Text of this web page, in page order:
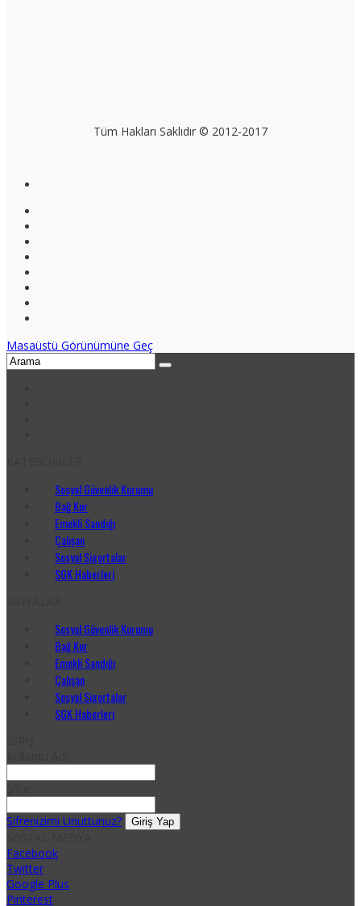
Tüm Hakları Saklıdır © 2012-2017
Masaüstü Görünümüne Geç
Sosyal Güvenlik Kurumu
Bağ Kur
Emekli Sandığı
Çalışan
Sosyal Sigortalar
SGK Haberleri
Sosyal Güvenlik Kurumu
Bağ Kur
Emekli Sandığı
Çalışan
Sosyal Sigortalar
SGK Haberleri
Şifrenizimi Unuttunuz?
Facebook
Twitter
Google Plus
Pinterest